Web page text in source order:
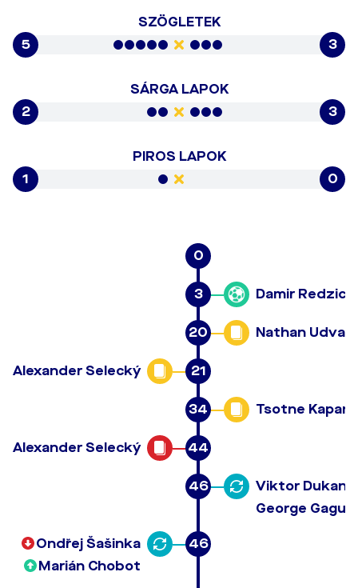
SZÖGLETEK
5
3
SÁRGA LAPOK
2
3
PIROS LAPOK
1
0
0
3 Damir Redzic
20 Nathan
21
Alexander Selecký
34 Tsotne
44
Alexander Selecký
46
Viktor
George Gagua
46
Ondřej Šašinka
Marián Chobot